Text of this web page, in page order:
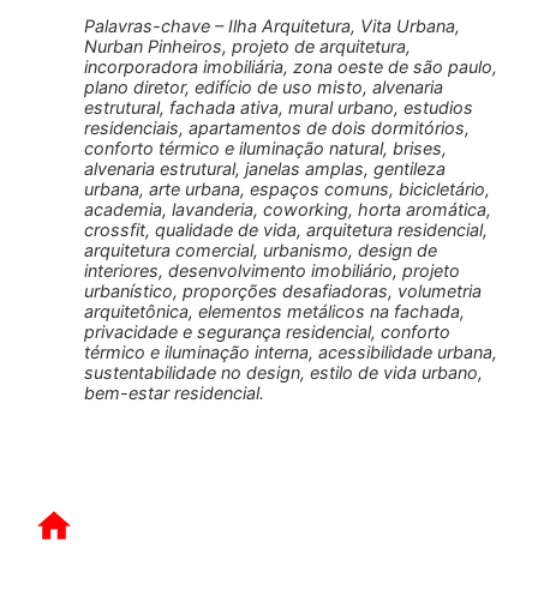
Palavras-chave – Ilha Arquitetura, Vita Urbana,
Nurban Pinheiros, projeto de arquitetura,
incorporadora imobiliária, zona oeste de são paulo,
plano diretor, edifício de uso misto, alvenaria
estrutural, fachada ativa, mural urbano, estudios
residenciais, apartamentos de dois dormitórios,
conforto térmico e iluminação natural, brises,
alvenaria estrutural, janelas amplas, gentileza
urbana, arte urbana, espaços comuns, bicicletário,
academia, lavanderia, coworking, horta aromática,
crossfit, qualidade de vida, arquitetura residencial,
arquitetura comercial, urbanismo, design de
interiores, desenvolvimento imobiliário, projeto
urbanístico, proporções desafiadoras, volumetria
arquitetônica, elementos metálicos na fachada,
privacidade e segurança residencial, conforto
térmico e iluminação interna, acessibilidade urbana,
sustentabilidade no design, estilo de vida urbano,
bem-estar residencial.